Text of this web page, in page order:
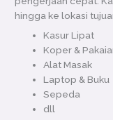
hingga ke lokasi
Kasur Lipat
Koper &
Alat Masak
Laptop & Buku
Sepeda
dll